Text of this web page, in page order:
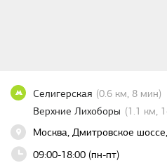
Селигерская (0.6 км, 8 мин)
Верхние Лихоборы (1.1 км,
Москва, Дмитровское
09:00-18:00 (пн-пт)